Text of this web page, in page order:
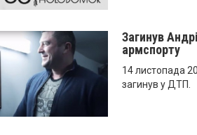
Загинув
армспорту
14 листопада
загинув у ДТП.